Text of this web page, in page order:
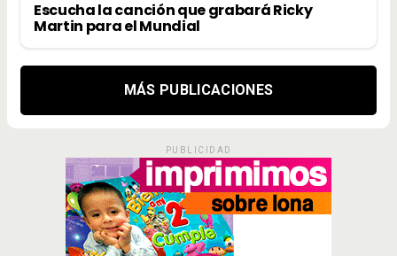
Escucha la canción que grabará Ricky
Martin para el Mundial
MÁS PUBLICACIONES
PUBLICIDAD